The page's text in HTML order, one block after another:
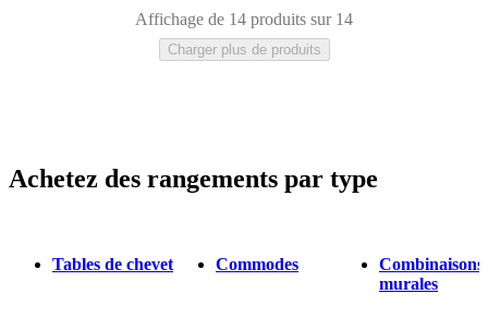
Affichage de 14 produits sur 14
Charger plus de produits
GrisMarronBlancBeigeLaquéBoisMétal
Achetez des rangements par type
Tables de chevet Commodes
Combinaisons
murales